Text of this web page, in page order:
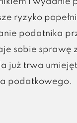
ryzyko
podatnika
sobie sprawę
już trwa
podatkowego.